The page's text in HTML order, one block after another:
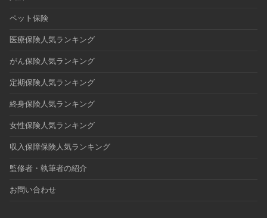
ペット保険
医療保険人気ランキング
がん保険人気ランキング
定期保険人気ランキング
終身保険人気ランキング
女性保険人気ランキング
収入保障保険人気ランキング
監修者・執筆者の紹介
お問い合わせ